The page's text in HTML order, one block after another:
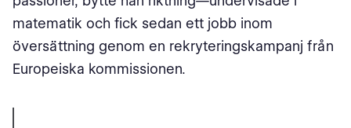
matematik och fick sedan ett jobb inom
översättning genom en rekryteringskampanj från
Europeiska kommissionen.